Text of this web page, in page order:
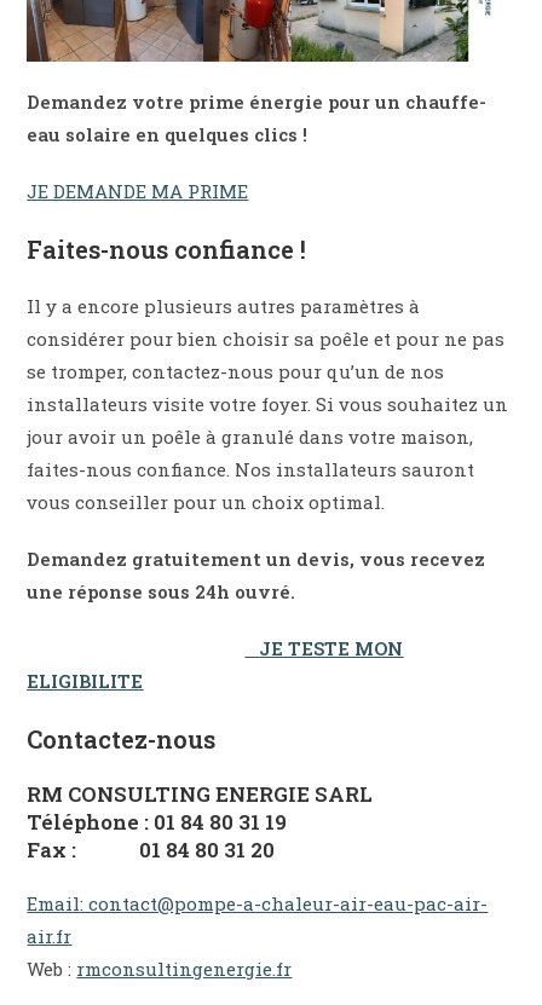
Demandez votre prime énergie pour un chauffe-
eau solaire en quelques clics !
JE DEMANDE MA PRIME
Faites-nous confiance !
Il y a encore plusieurs autres paramètres à
considérer pour bien choisir sa poêle et pour ne pas
se tromper, contactez-nous pour qu’un de nos
installateurs visite votre foyer. Si vous souhaitez un
jour avoir un poêle à granulé dans votre maison,
faites-nous confiance. Nos installateurs sauront
vous conseiller pour un choix optimal.
Demandez gratuitement un devis, vous recevez
une réponse sous 24h ouvré.
JE TESTE MON
ELIGIBILITE
Contactez-nous
RM CONSULTING ENERGIE SARL
Téléphone : 01 84 80 31 19
Fax : 01 84 80 31 20
Email: contact@pompe-a-chaleur-air-eau-pac-air-
air.fr
Web : rmconsultingenergie.fr